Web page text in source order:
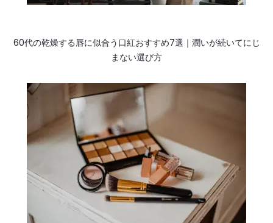
60代の乾燥する唇に似合う口紅おすすめ7選｜潤いが続いてにじ
まない選び方